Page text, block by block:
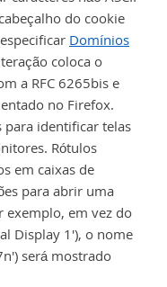
do cookie
Domínios
coloca o
a RFC 6265bis e
no Firefox.
para identificar telas
Rótulos
em caixas de
para abrir uma
exemplo, em vez do
Display 1'), o nome
será mostrado